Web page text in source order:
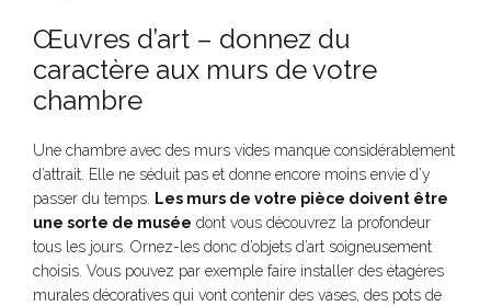
Œuvres d’art – donnez du
caractère aux murs de votre
chambre
Une chambre avec des murs vides manque considérablement
d’attrait. Elle ne séduit pas et donne encore moins envie d’y
passer du temps. Les murs de votre pièce doivent être
une sorte de musée dont vous découvrez la profondeur
tous les jours. Ornez-les donc d’objets d’art soigneusement
choisis. Vous pouvez par exemple faire installer des étagères
murales décoratives qui vont contenir des vases, des pots de